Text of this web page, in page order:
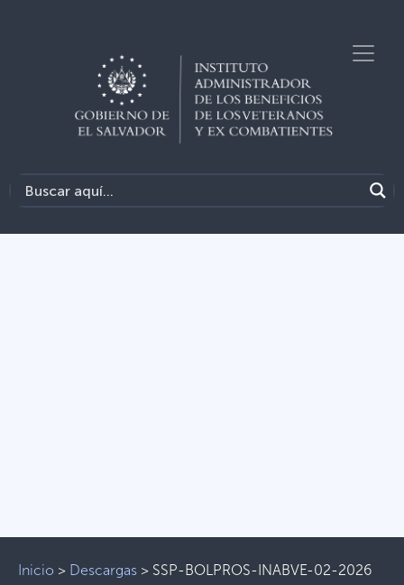
Inicio > Descargas > SSP-BOLPROS-INABVE-02-2026